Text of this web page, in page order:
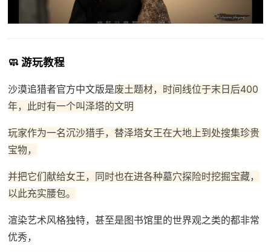
🧼 游玩教程
沙漠追猎者官方中文版是废土题材，时间线位于末日后400
年，此时有一个叫泽塔的文明
玩家作为一名沉沙猎手，替泽塔女王在大地上到处搜集珍贵
宝物，
并把它们献给女王，同时也在进各种墓穴探险时挖掘宝藏，
以此充实腰包。
渲染艺术风格独特，甚至是图书馆里的世界观之类的都非常
优秀，